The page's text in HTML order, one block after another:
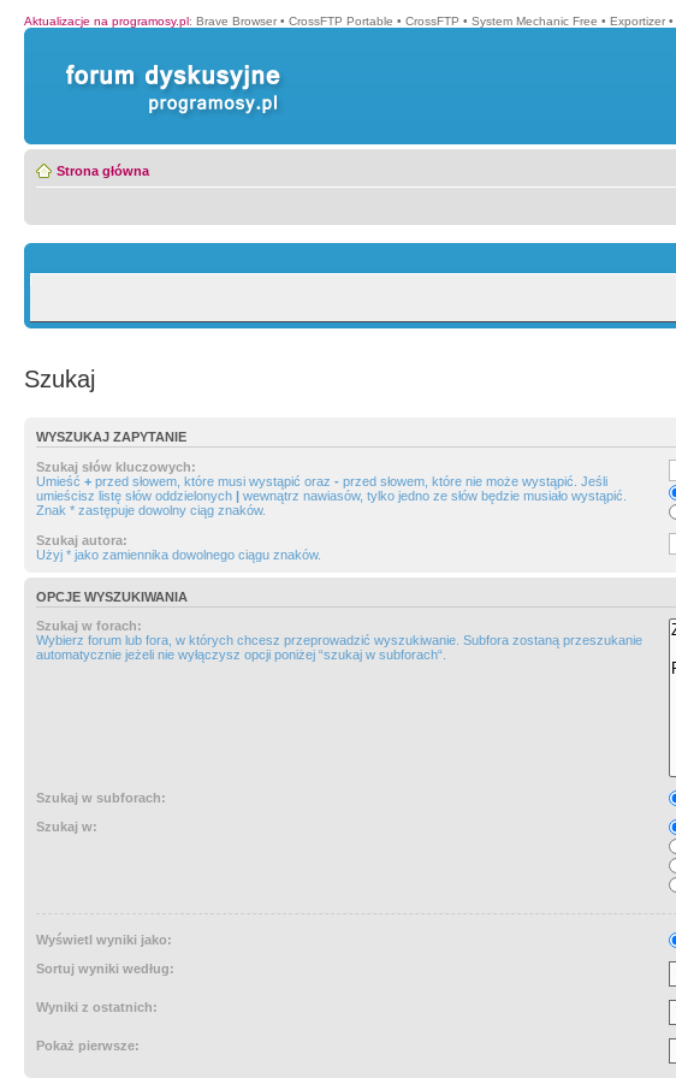
Aktualizacje na programosy.pl: Brave Browser • CrossFTP Portable • CrossFTP • System Mechanic Free • Exportizer •
Strona główna
Szukaj
WYSZUKAJ ZAPYTANIE
Szukaj słów kluczowych:
Umieść + przed słowem, które musi wystąpić oraz - przed słowem, które nie może wystąpić. Jeśli
umieścisz listę słów oddzielonych | wewnątrz nawiasów, tylko jedno ze słów będzie musiało wystąpić.
Znak * zastępuje dowolny ciąg znaków.
Szukaj autora:
Użyj * jako zamiennika dowolnego ciągu znaków.
OPCJE WYSZUKIWANIA
Szukaj w forach:
Wybierz forum lub fora, w których chcesz przeprowadzić wyszukiwanie. Subfora zostaną przeszukanie
automatycznie jeżeli nie wyłączysz opcji poniżej “szukaj w subforach“.
Szukaj w subforach:
Szukaj w:
Wyświetl wyniki jako:
Sortuj wyniki według:
Wyniki z ostatnich:
Pokaż pierwsze: